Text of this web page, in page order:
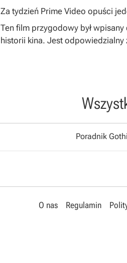
Za tydzień Prime Video opuści
Ten film przygodowy był
historii kina. Jest odpowiedzialny
Poradnik
O nas Regulamin